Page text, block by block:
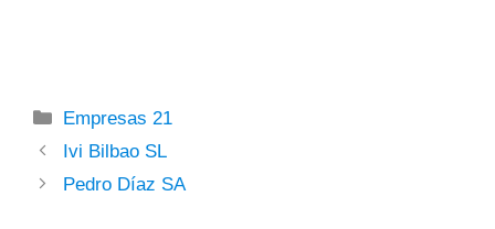
Categorías
Empresas 21
Ivi Bilbao SL
Pedro Díaz SA